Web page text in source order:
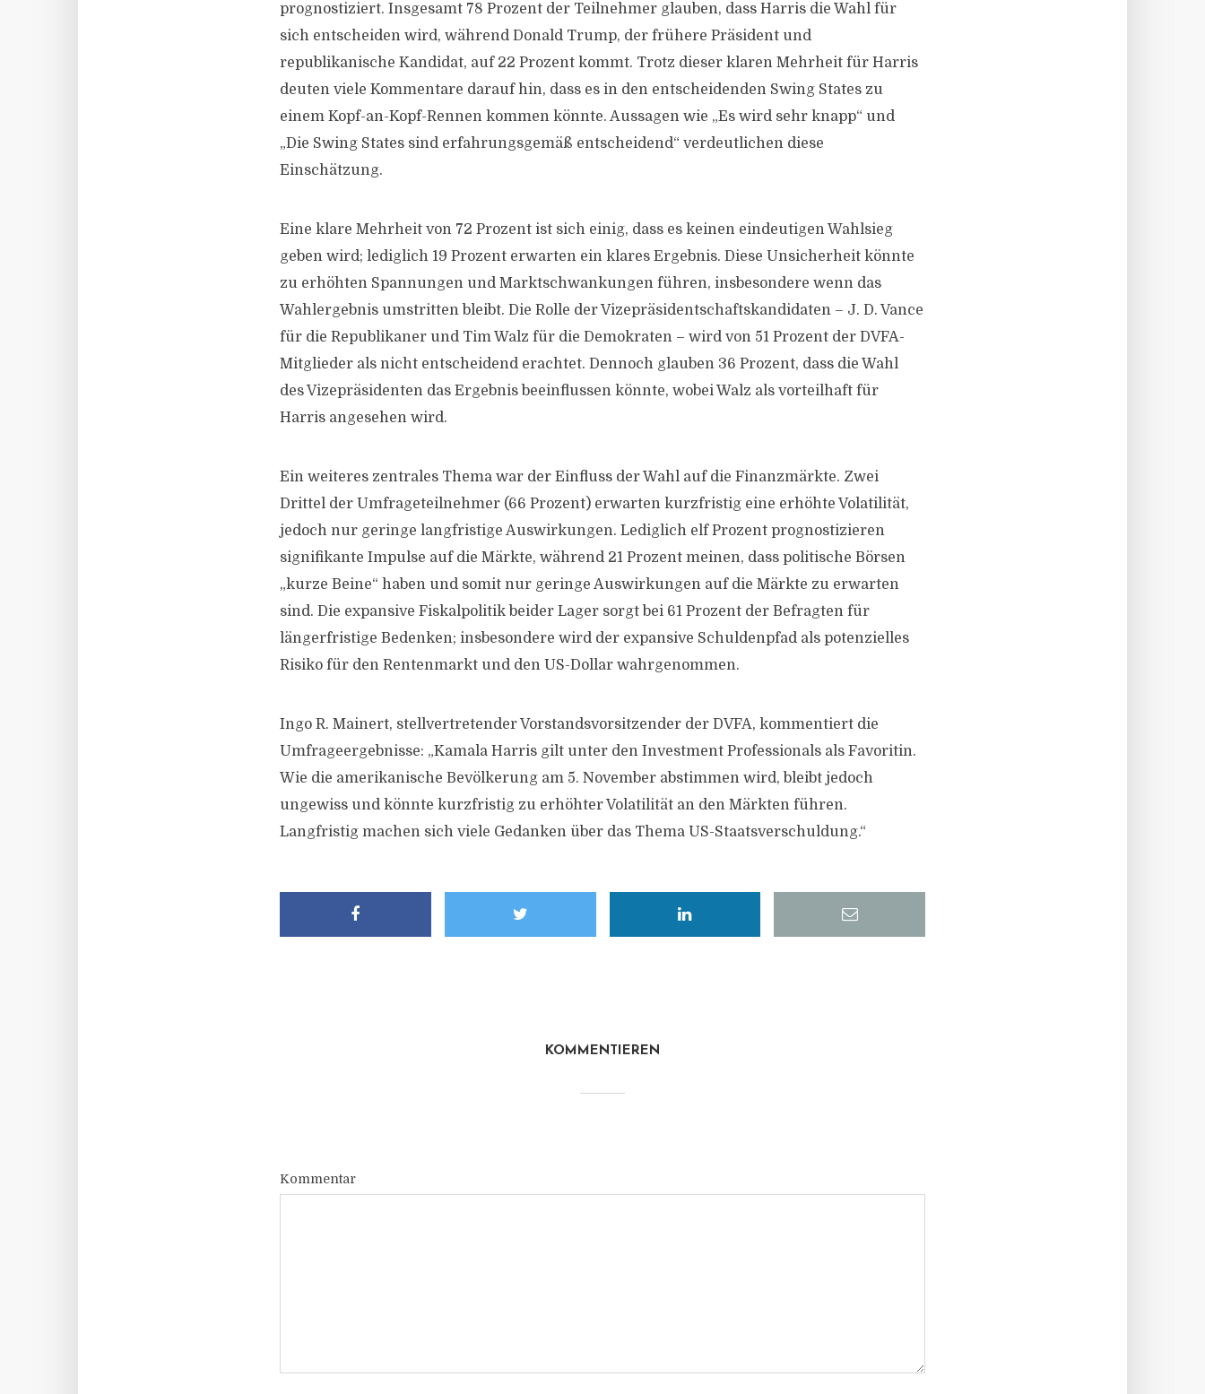
prognostiziert. Insgesamt 78 Prozent der Teilnehmer glauben, dass Harris die Wahl für
sich entscheiden wird, während Donald Trump, der frühere Präsident und
republikanische Kandidat, auf 22 Prozent kommt. Trotz dieser klaren Mehrheit für Harris
deuten viele Kommentare darauf hin, dass es in den entscheidenden Swing States zu
einem Kopf-an-Kopf-Rennen kommen könnte. Aussagen wie „Es wird sehr knapp“ und
„Die Swing States sind erfahrungsgemäß entscheidend“ verdeutlichen diese
Einschätzung.
Eine klare Mehrheit von 72 Prozent ist sich einig, dass es keinen eindeutigen Wahlsieg
geben wird; lediglich 19 Prozent erwarten ein klares Ergebnis. Diese Unsicherheit könnte
zu erhöhten Spannungen und Marktschwankungen führen, insbesondere wenn das
Wahlergebnis umstritten bleibt. Die Rolle der Vizepräsidentschaftskandidaten – J. D. Vance
für die Republikaner und Tim Walz für die Demokraten – wird von 51 Prozent der DVFA-
Mitglieder als nicht entscheidend erachtet. Dennoch glauben 36 Prozent, dass die Wahl
des Vizepräsidenten das Ergebnis beeinflussen könnte, wobei Walz als vorteilhaft für
Harris angesehen wird.
Ein weiteres zentrales Thema war der Einfluss der Wahl auf die Finanzmärkte. Zwei
Drittel der Umfrageteilnehmer (66 Prozent) erwarten kurzfristig eine erhöhte Volatilität,
jedoch nur geringe langfristige Auswirkungen. Lediglich elf Prozent prognostizieren
signifikante Impulse auf die Märkte, während 21 Prozent meinen, dass politische Börsen
„kurze Beine“ haben und somit nur geringe Auswirkungen auf die Märkte zu erwarten
sind. Die expansive Fiskalpolitik beider Lager sorgt bei 61 Prozent der Befragten für
längerfristige Bedenken; insbesondere wird der expansive Schuldenpfad als potenzielles
Risiko für den Rentenmarkt und den US-Dollar wahrgenommen.
Ingo R. Mainert, stellvertretender Vorstandsvorsitzender der DVFA, kommentiert die
Umfrageergebnisse: „Kamala Harris gilt unter den Investment Professionals als Favoritin.
Wie die amerikanische Bevölkerung am 5. November abstimmen wird, bleibt jedoch
ungewiss und könnte kurzfristig zu erhöhter Volatilität an den Märkten führen.
Langfristig machen sich viele Gedanken über das Thema US-Staatsverschuldung.“
KOMMENTIEREN
Kommentar